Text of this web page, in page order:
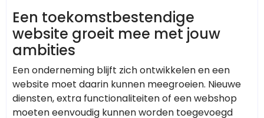
Een toekomstbestendige
website groeit mee met jouw
ambities
Een onderneming blijft zich ontwikkelen en een
website moet daarin kunnen meegroeien. Nieuwe
diensten, extra functionaliteiten of een webshop
moeten eenvoudig kunnen worden toegevoegd